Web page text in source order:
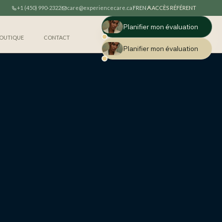
+1 (450) 990-2322 care@experiencecare.ca FREN ACCÈS RÉFÉRENT
CONTACT Planifier mon évaluation
CONTACT
Planifier mon évaluation
Planifier mon évaluation